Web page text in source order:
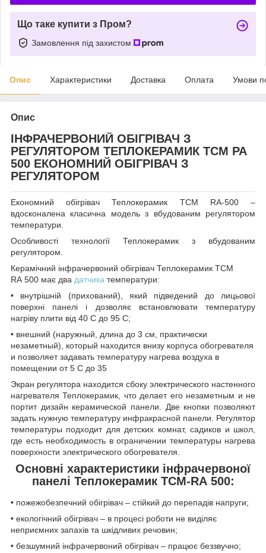
Що таке купити з Пром?
Замовлення під захистом
Опис Характеристики Доставка Оплата Умови
Опис
ІНФРАЧЕРВОНИЙ ОБІГРІВАЧ З
РЕГУЛЯТОРОМ ТЕПЛОКЕРАМИК ТСМ РА
500 ЕКОНОМНИЙ ОБІГРІВАЧ З
РЕГУЛЯТОРОМ
Економний обігрівач Теплокерамик ТСМ RA-500 –
вдосконалена класична модель з вбудованим регулятором
температури.
Особливості технології Теплокерамик з вбудованим
регулятором.
Керамічний інфрачервоний обігрівач Теплокерамик ТСМ
RA 500 має два датчика температури:
• внутрішній (прихований), який підведений до лицьової
поверхні панелі і дозволяє встановлювати температуру
нагріву плити від 40 С до 95 С;
• внешний (наружный, длина до 3 см, практически
незаметный), который находится внизу корпуса обогревателя
и позволяет задавать температуру нагрева воздуха в
помещении от 5 С до 35
Экран регулятора находится сбоку электрического настенного
нагревателя Теплокерамик, что делает его незаметным и не
портит дизайн керамической панели. Две кнопки позволяют
задать нужную температуру инфракрасной панели. Регулятор
температуры подходит для детских комнат, садиков и школ,
где есть необходимость в ограничении температуры нагрева
поверхности электрического обогревателя.
Основні характеристики інфрачервоної
панелі Теплокерамик ТСМ-RА 500:
• пожежобезпечний обігрівач – стійкий до перепадів напруги;
• екологічний обігрівач – в процесі роботи не виділяє
неприємних запахів та шкідливих речовин;
• безшумний інфрачервоний обігрівач – працює беззвучно;